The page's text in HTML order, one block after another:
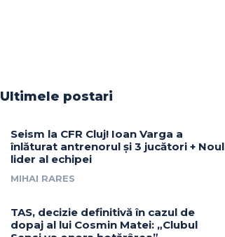
Ultimele postari
Seism la CFR Cluj! Ioan Varga a
înlăturat antrenorul și 3 jucători + Noul
lider al echipei
MIHAI RARES
TAS, decizie definitivă în cazul de
dopaj al lui Cosmin Matei: „Clubul